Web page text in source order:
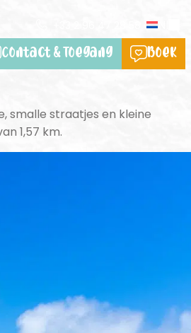
Contact & Toegang Boek
smalle straatjes en kleine
1,57 km.